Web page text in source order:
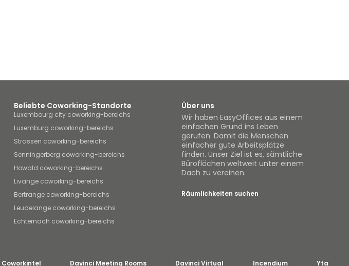
Beliebte Coworking-Standorte
Luxembourg city coworking-bereichs
Luxemburg coworking-bereichs
Strassen coworking-bereichs
Senningerberg coworking-bereichs
Howald coworking-bereichs
Livange coworking-bereichs
Bertrange coworking-bereichs
Leudelange coworking-bereichs
Echternach coworking-bereichs
Über uns
Wir haben EasyOffices aus einem
einfachen Grund ins Leben
gerufen: Damit die Menschen
einfacher gute Arbeitsplätze
finden. Unser Ziel ist es, sämtliche
Büroflächen weltweit unter einem
Dach zu vereinen.
Räumlichkeiten suchen
Coworkintel Davinci Meeting Rooms Davinci Virtual Incendium Yta